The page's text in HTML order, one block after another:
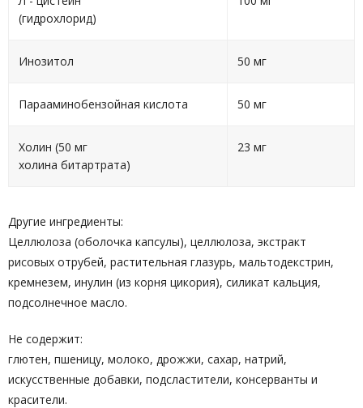
(гидрохлорид)
Инозитол 50 мг
Парааминобензойная кислота 50 мг
Холин (50 мг
холина битартрата)
23 мг
Другие ингредиенты:
Целлюлоза (оболочка капсулы), целлюлоза, экстракт
рисовых отрубей, растительная глазурь, мальтодекстрин,
кремнезем, инулин (из корня цикория), силикат кальция,
подсолнечное масло.
Не содержит:
глютен, пшеницу, молоко, дрожжи, сахар, натрий,
искусственные добавки, подсластители, консерванты и
красители.